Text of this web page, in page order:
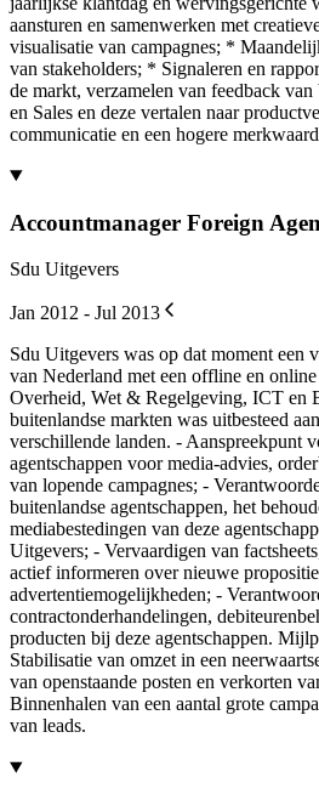
aansturen en samenwerken met
visualisatie van campagnes; *
van stakeholders; * Signaleren en
de markt, verzamelen van feedback van
en Sales en deze vertalen naar
communicatie en een hogere
Accountmanager Foreign
Sdu Uitgevers
Jan 2012 - Jul 2013
Sdu Uitgevers was op dat moment een
van Nederland met een offline en
Overheid, Wet & Regelgeving, ICT en
buitenlandse markten was uitbesteed
verschillende landen. - Aanspreekpunt
agentschappen voor media-advies,
van lopende campagnes; -
buitenlandse agentschappen, het
mediabestedingen van deze
Uitgevers; - Vervaardigen van
actief informeren over nieuwe
advertentiemogelijkheden; -
contractonderhandelingen,
producten bij deze agentschappen.
Stabilisatie van omzet in een
van openstaande posten en verkorten
Binnenhalen van een aantal grote
van leads.